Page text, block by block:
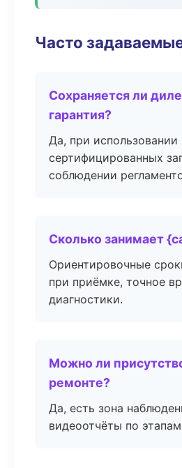
Часто
Сохраняется ли
гарантия?
Да, при использовании
сертифицированных
соблюдении
Сколько занимает
Ориентировочные
при приёмке, точное
диагностики.
Можно ли
ремонте?
Да, есть зона
видеоотчёты по